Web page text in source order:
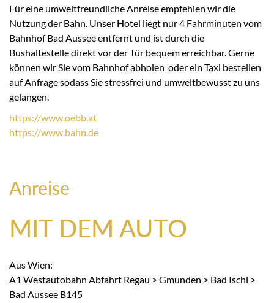
Für eine umweltfreundliche Anreise empfehlen wir die
Nutzung der Bahn. Unser Hotel liegt nur 4 Fahrminuten vom
Bahnhof Bad Aussee entfernt und ist durch die
Bushaltestelle direkt vor der Tür bequem erreichbar. Gerne
können wir Sie vom Bahnhof abholen oder ein Taxi bestellen
auf Anfrage sodass Sie stressfrei und umweltbewusst zu uns
gelangen.
https://www.oebb.at
https://www.bahn.de
Anreise
MIT DEM AUTO
Aus Wien:
A1 Westautobahn Abfahrt Regau > Gmunden > Bad Ischl >
Bad Aussee B145